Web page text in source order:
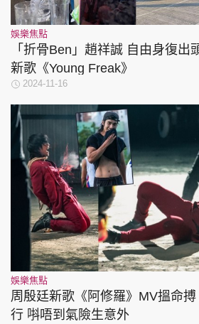
娛樂焦點
「折骨Ben」趙祥誠 自由身復出頭炮 首成唱作人推
新歌《Young Freak》
2024-11-16
娛樂焦點
周殷廷新歌《阿修羅》MV搵命
行 唞唔到氣險生意外